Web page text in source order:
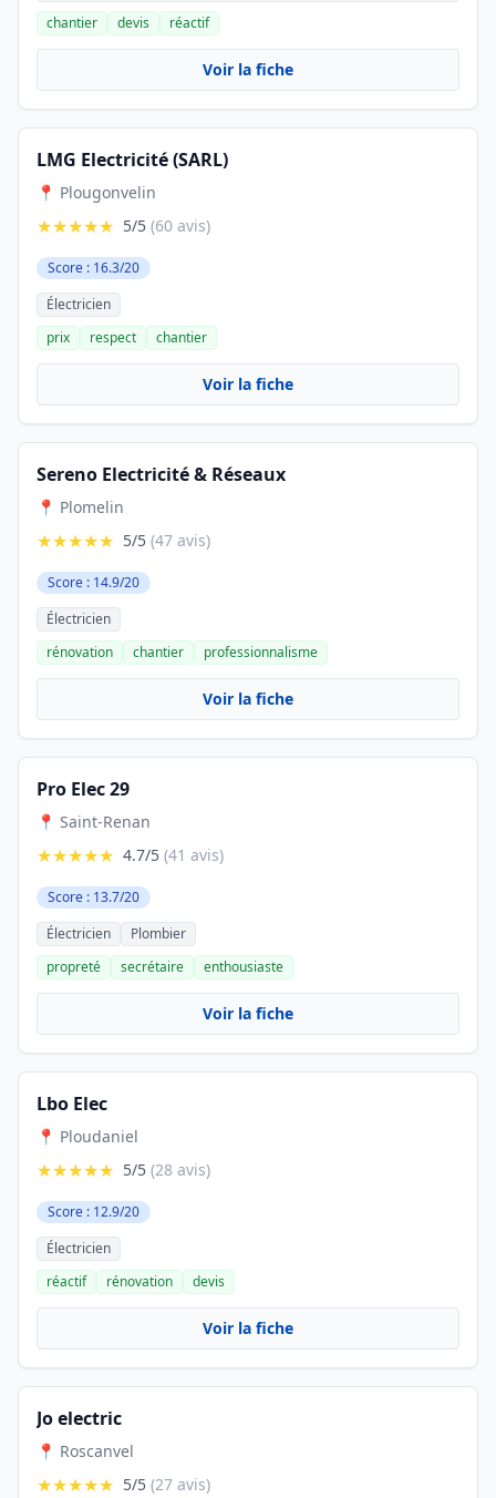
chantier
devis réactif
Voir la fiche
LMG Electricité (SARL)
📍 Plougonvelin
★★★★★ 5/5 (60 avis)
Score : 16.3/20
Électricien
prix
respect chantier
Voir la fiche
Sereno Electricité & Réseaux
📍 Plomelin
★★★★★ 5/5 (47 avis)
Score : 14.9/20
Électricien
rénovation
chantier professionnalisme
Voir la fiche
Pro Elec 29
📍 Saint-Renan
★★★★★ 4.7/5 (41 avis)
Score : 13.7/20
Électricien
Plombier
propreté
secrétaire enthousiaste
Voir la fiche
Lbo Elec
📍 Ploudaniel
★★★★★ 5/5 (28 avis)
Score : 12.9/20
Électricien
réactif
rénovation devis
Voir la fiche
Jo electric
📍 Roscanvel
★★★★★ 5/5 (27 avis)